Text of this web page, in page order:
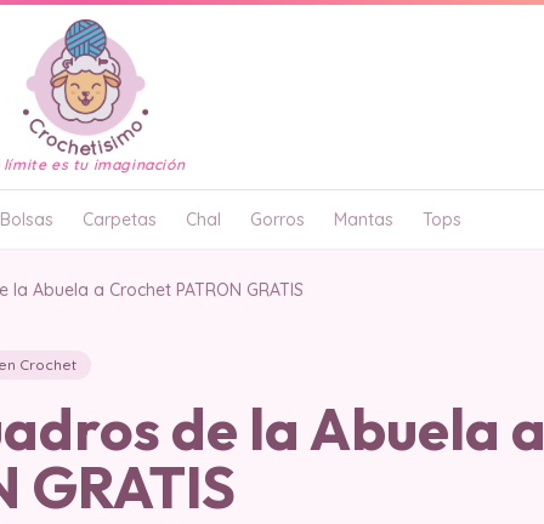
límite es tu imaginación
Bolsas Carpetas Chal Gorros Mantas Tops
Abuela a Crochet PATRON GRATIS
Crochet
de la Abuela a
GRATIS